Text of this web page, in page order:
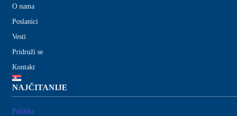
O nama
Poslanici
Vesti
Pridruži se
Kontakt
NAJČITANIJE
Politika